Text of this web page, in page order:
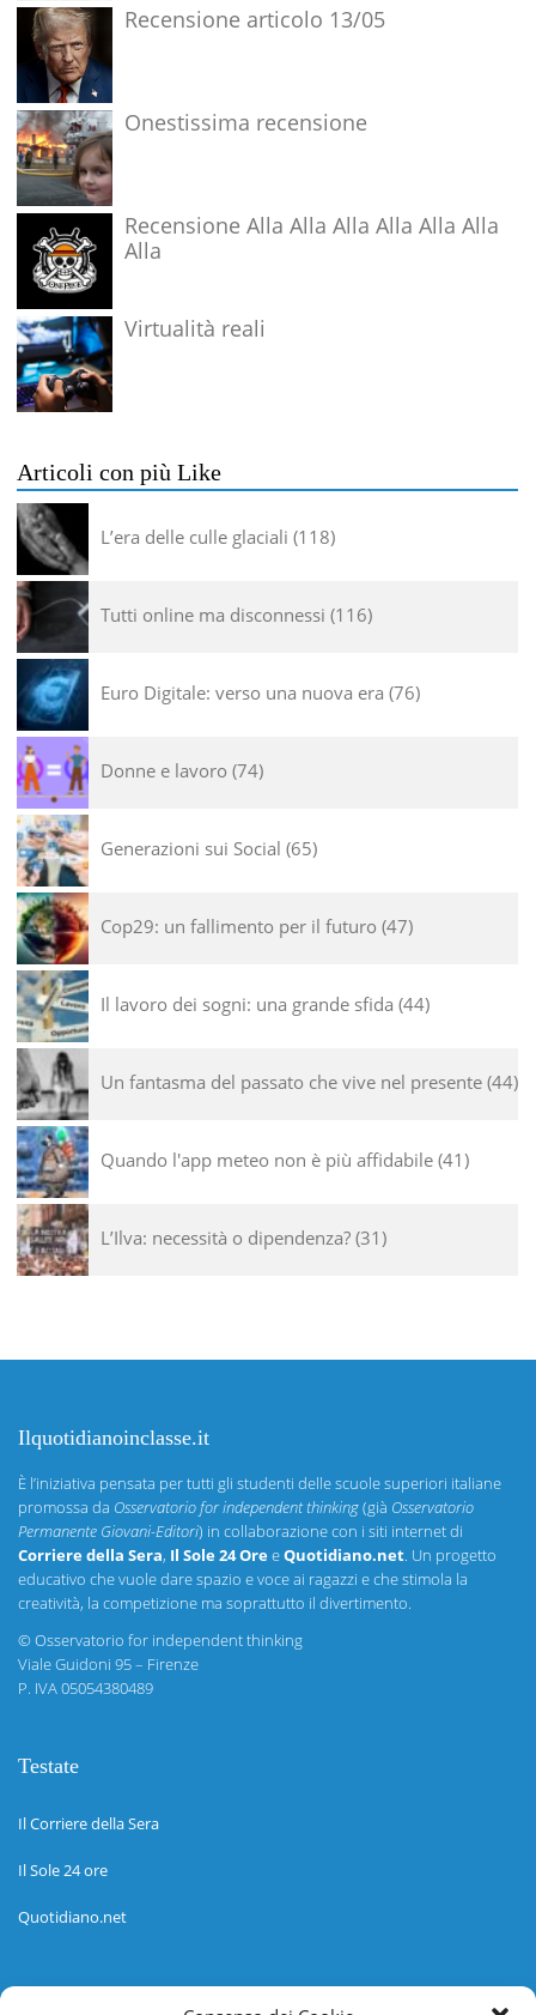
Recensione articolo 13/05
Onestissima recensione
Recensione Alla Alla Alla Alla Alla Alla
Alla
Virtualità reali
Articoli con più Like
L’era delle culle glaciali 118
Tutti online ma disconnessi 116
Euro Digitale: verso una nuova era 76
Donne e lavoro 74
Generazioni sui Social 65
Cop29: un fallimento per il futuro 47
Il lavoro dei sogni: una grande sfida 44
Un fantasma del passato che vive nel presente 44
Quando l'app meteo non è più affidabile 41
L’Ilva: necessità o dipendenza? 31
Ilquotidianoinclasse.it
È l’iniziativa pensata per tutti gli studenti delle scuole superiori italiane
promossa da Osservatorio for independent thinking(già Osservatorio
Permanente Giovani-Editori) in collaborazione con i siti internet di
Corriere della Sera, Il Sole 24 OreeQuotidiano.net. Un progetto
educativo che vuole dare spazio e voce ai ragazzi e che stimola la
creatività, la competizione ma soprattutto il divertimento.
©Osservatorio for independent thinking
Viale Guidoni 95 – Firenze
P. IVA 05054380489
Testate
Il Corriere della Sera
Il Sole 24 ore
Quotidiano.net
Informazioni